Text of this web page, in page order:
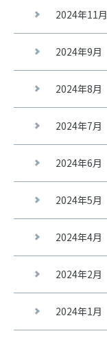
2024年11月
2024年9月
2024年8月
2024年7月
2024年6月
2024年5月
2024年4月
2024年2月
2024年1月